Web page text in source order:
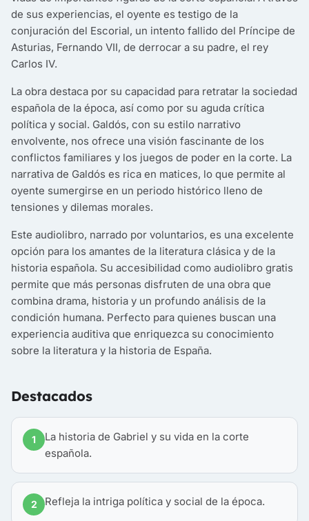
de sus experiencias, el oyente es testigo de la
conjuración del Escorial, un intento fallido del Príncipe de
Asturias, Fernando VII, de derrocar a su padre, el rey
Carlos IV.
La obra destaca por su capacidad para retratar la sociedad
española de la época, así como por su aguda crítica
política y social. Galdós, con su estilo narrativo
envolvente, nos ofrece una visión fascinante de los
conflictos familiares y los juegos de poder en la corte. La
narrativa de Galdós es rica en matices, lo que permite al
oyente sumergirse en un periodo histórico lleno de
tensiones y dilemas morales.
Este audiolibro, narrado por voluntarios, es una excelente
opción para los amantes de la literatura clásica y de la
historia española. Su accesibilidad como audiolibro gratis
permite que más personas disfruten de una obra que
combina drama, historia y un profundo análisis de la
condición humana. Perfecto para quienes buscan una
experiencia auditiva que enriquezca su conocimiento
sobre la literatura y la historia de España.
Destacados
1
La historia de Gabriel y su vida en la corte
española.
2 Refleja la intriga política y social de la época.